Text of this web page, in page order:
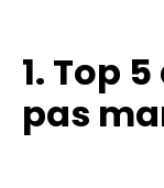
1. Top
pas